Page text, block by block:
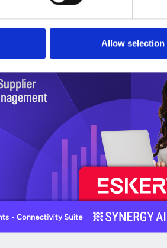
Allow selection